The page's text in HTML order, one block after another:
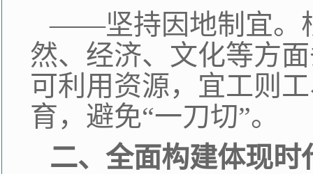
——坚持因地制宜。
然、经济、文化等方
可利用资源，宜工则
育，避免“一刀切”。
二、全面构建体现